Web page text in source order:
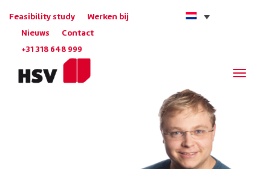
Feasibility study Werken bij
Nieuws Contact
+31 318 648 999